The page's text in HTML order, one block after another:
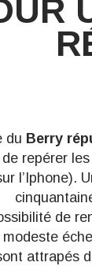
du Berry
repérer
l’Iphone).
de
attrapés